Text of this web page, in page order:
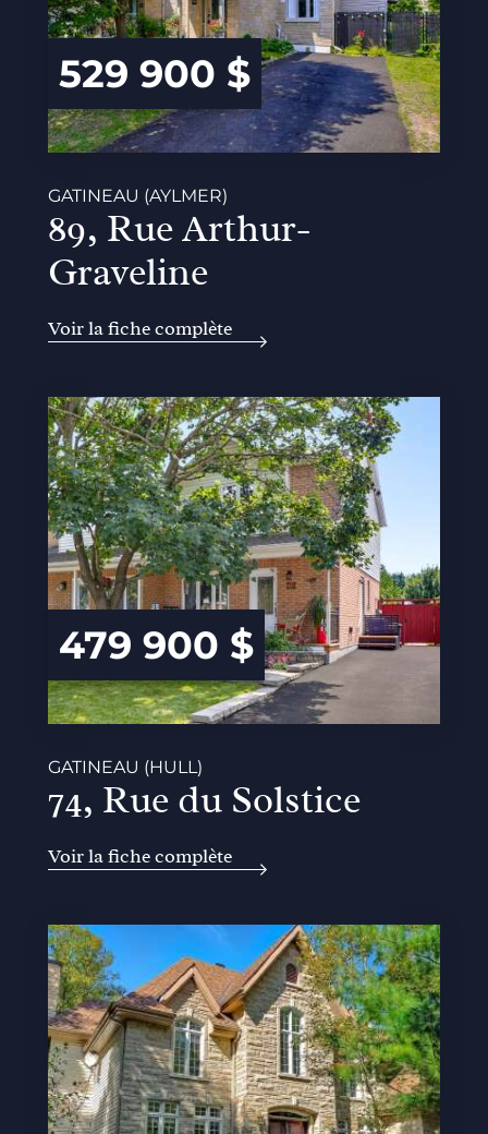
529 900 $
GATINEAU (AYLMER)
89, Rue Arthur-
Graveline
Voir la fiche complète
479 900 $
GATINEAU (HULL)
74, Rue du Solstice
Voir la fiche complète